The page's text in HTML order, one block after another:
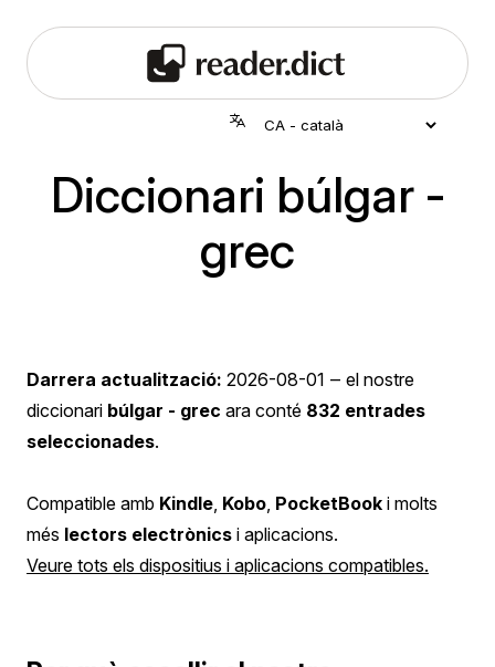
Diccionari búlgar -
grec
Darrera actualització: 2026-08-01 ‒ el nostre
diccionari búlgar - grec ara conté 832 entrades
seleccionades.
Compatible amb Kindle Kobo PocketBook i molts
més lectors electrònics i aplicacions.
Veure tots els dispositius i aplicacions compatibles.